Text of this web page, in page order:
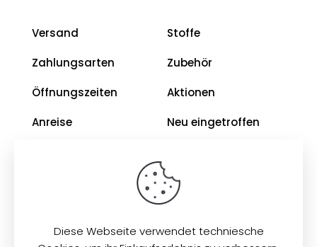
Versand
Zahlungsarten
Öffnungszeiten
Anreise
Datenschutz
Stoffe
Zubehör
Aktionen
Neu eingetroffen
Diese Webseite verwendet techniesche